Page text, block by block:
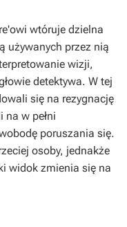
wtóruje dzielna
używanych przez nią
wizji,
detektywa. W tej
się na rezygnację
w pełni
poruszania się.
osoby, jednakże
widok zmienia się na